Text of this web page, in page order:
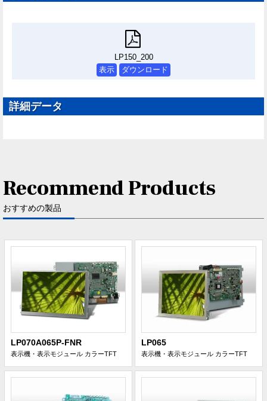
LP150_200
表示
ダウンロード
詳細データ
Recommend Products
おすすめの製品
LP070A065P-FNR
表示機・表示モジュール カラーTFT
LP065
表示機・表示モジュール カラーTFT